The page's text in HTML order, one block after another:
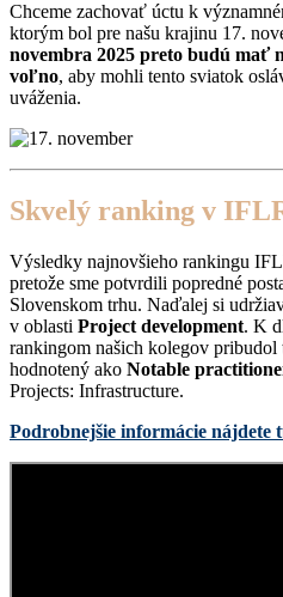
Chceme zachovať úctu k
ktorým bol pre našu krajinu 17.
novembra 2025 preto budú mať
voľno, aby mohli tento sviatok
uváženia.
Skvelý ranking v
Výsledky najnovšieho rankingu
pretože sme potvrdili popredné
Slovenskom trhu. Naďalej si
v oblasti Project development. K
rankingom našich kolegov pribudol
hodnotený ako Notable
Projects: Infrastructure.
Podrobnejšie informácie nájdete